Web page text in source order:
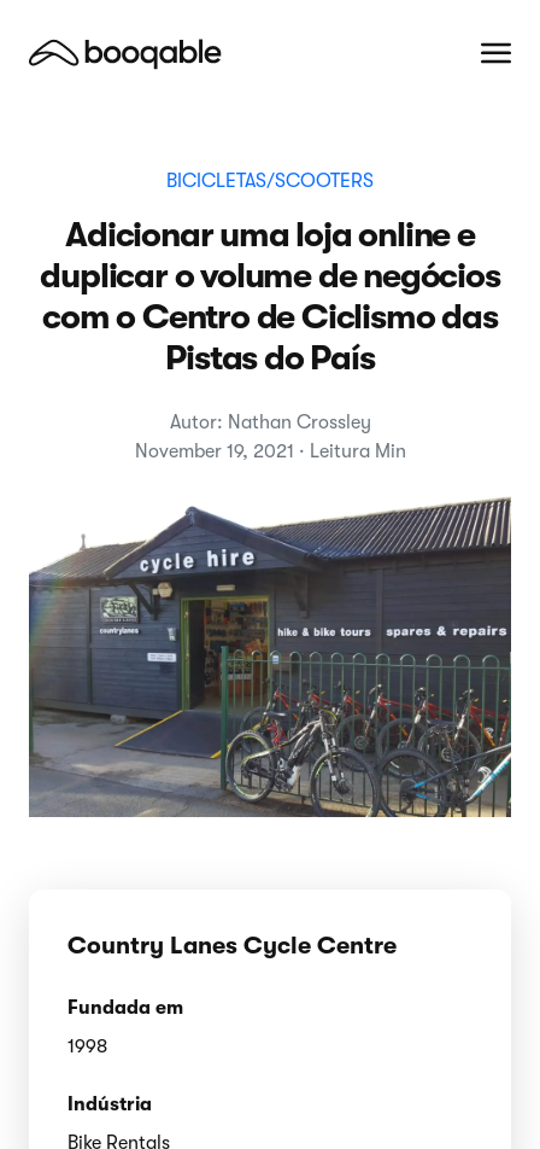
BICICLETAS/SCOOTERS
Adicionar uma loja online e
duplicar o volume de negócios
com o Centro de Ciclismo das
Pistas do País
Autor: Nathan Crossley
November 19, 2021 · Leitura Min
Country Lanes Cycle Centre
Fundada em
1998
Indústria
Bike Rentals